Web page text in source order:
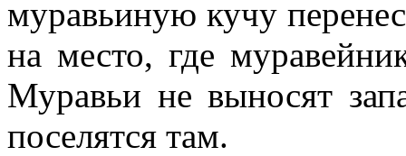
муравьиную кучу
на место, где
Муравьи не выносят
поселятся там.